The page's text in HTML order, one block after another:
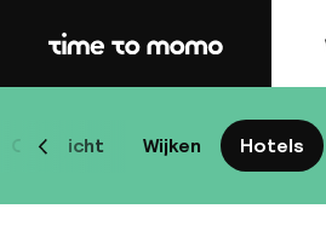
Home
Overzicht Wijken Hotels
Scroll naar links